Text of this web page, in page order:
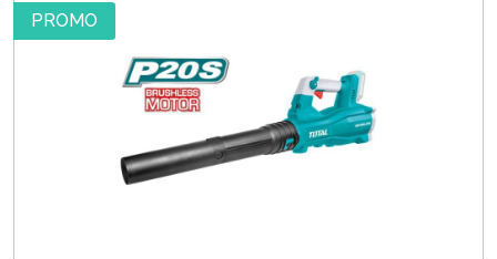
PROMO